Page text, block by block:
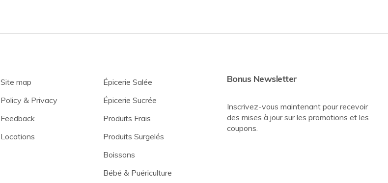
Site map
Policy & Privacy
Feedback
Locations
Épicerie Salée
Épicerie Sucrée
Produits Frais
Produits Surgelés
Boissons
Bébé & Puériculture
Bonus Newsletter
Inscrivez-vous maintenant pour recevoir
des mises à jour sur les promotions et les
coupons.